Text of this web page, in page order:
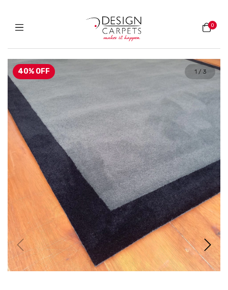
0
40% OFF 1 / 3